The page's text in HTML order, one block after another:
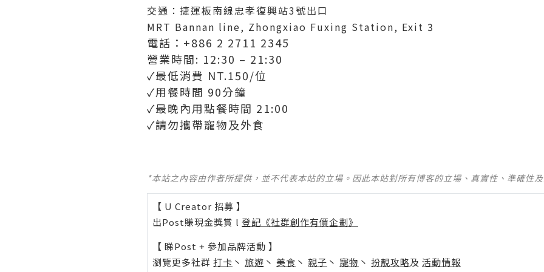
交通：捷運板南線忠孝復興站3號出口
MRT Bannan line, Zhongxiao Fuxing Station, Exit 3
電話：+886 2 2711 2345
營業時間: 12:30 – 21:30
✓最低消費 NT.150/位
✓用餐時間 90分鐘
✓最晚內用點餐時間 21:00
✓請勿攜帶寵物及外食
*本站之內容由作者所提供，並不代表本站的立場。因此本站對所有博客的立場、真實性、準確性
【 U Creator 招募 】
出Post賺現金獎賞 l 登記《社群創作有價企劃》
【 睇Post + 參加品牌活動 】
瀏覽更多社群 打卡 丶 旅遊 丶 美食 丶 親子 丶 寵物 丶 扮靚攻略及 活動情報